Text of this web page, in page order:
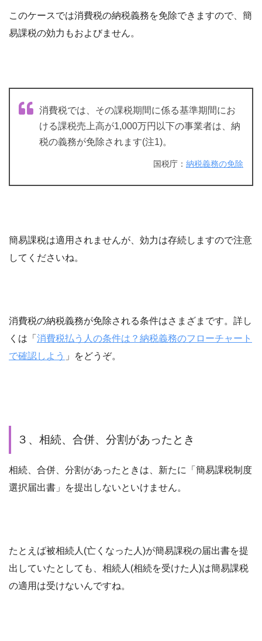
このケースでは消費税の納税義務を免除できますので、簡
易課税の効力もおよびません。
消費税では、その課税期間に係る基準期間にお
ける課税売上高が1,000万円以下の事業者は、納
税の義務が免除されます(注1)。
国税庁： 納税義務の免除
簡易課税は適用されませんが、効力は存続しますので注意
してくださいね。
消費税の納税義務が免除される条件はさまざまです。詳し
くは「 消費税払う人の条件は？納税義務のフローチャート
で確認しよう 」をどうぞ。
３、相続、合併、分割があったとき
相続、合併、分割があったときは、新たに「簡易課税制度
選択届出書」を提出しないといけません。
たとえば被相続人(亡くなった人)が簡易課税の届出書を提
出していたとしても、相続人(相続を受けた人)は簡易課税
の適用は受けないんですね。